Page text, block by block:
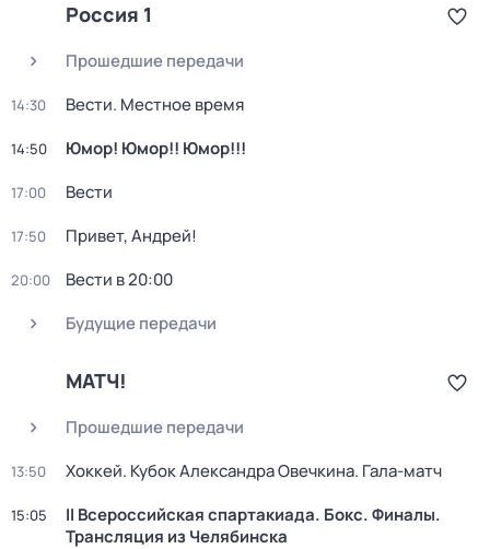
Россия 1
Прошедшие передачи
14:30 Вести. Местное время
14:50 Юмор! Юмор!! Юмор!!!
17:00 Вести
17:50 Привет, Андрей!
20:00
Вести в 20:00
Будущие передачи
МАТЧ!
Прошедшие передачи
13:50 Хоккей. Кубок Александра Овечкина. Гала-матч
15:05
II Всероссийская спартакиада. Бокс. Финалы.
Трансляция из Челябинска